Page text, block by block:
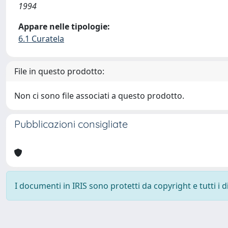
1994
Appare nelle tipologie:
6.1 Curatela
File in questo prodotto:
Non ci sono file associati a questo prodotto.
Pubblicazioni consigliate
I documenti in IRIS sono protetti da copyright e tutti i